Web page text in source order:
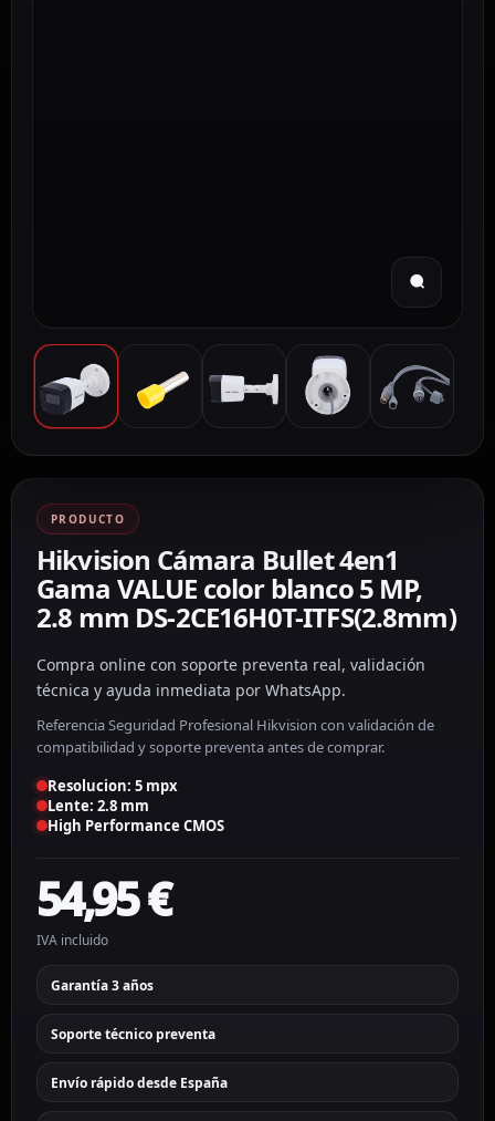
PRODUCTO
Hikvision Cámara Bullet 4en1
Gama VALUE color blanco 5 MP,
2.8 mm DS-2CE16H0T-ITFS(2.8mm)
Compra online con soporte preventa real, validación
técnica y ayuda inmediata por WhatsApp.
Referencia Seguridad Profesional Hikvision con validación de
compatibilidad y soporte preventa antes de comprar.
Resolucion: 5 mpx
Lente: 2.8 mm
High Performance CMOS
54,95€
IVA incluido
Garantía 3 años
Soporte técnico preventa
Envío rápido desde España